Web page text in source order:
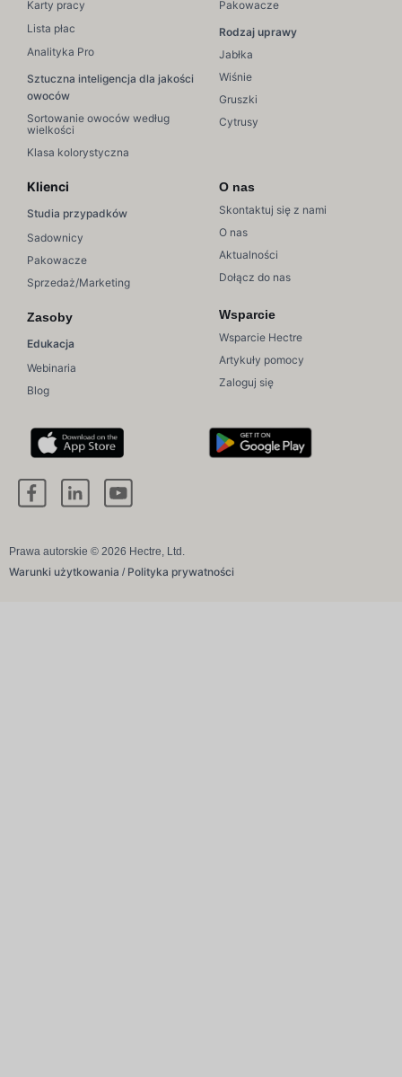
Karty pracy
Lista płac
Analityka Pro
Sztuczna inteligencja dla jakości
owoców
Sortowanie owoców według
wielkości
Klasa kolorystyczna
Pakowacze
Rodzaj uprawy
Jabłka
Wiśnie
Gruszki
Cytrusy
Klienci
Studia przypadków
Sadownicy
Pakowacze
Sprzedaż/Marketing
Zasoby
Edukacja
Webinaria
Blog
O nas
Skontaktuj się z nami
O nas
Aktualności
Dołącz do nas
Wsparcie
Wsparcie Hectre
Artykuły pomocy
Zaloguj się
Prawa autorskie © 2026 Hectre, Ltd.
Warunki użytkowania / Polityka prywatności